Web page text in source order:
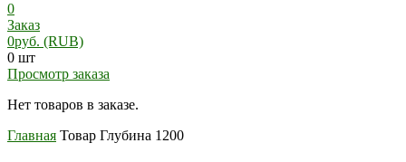
0
Заказ
0руб. (RUB)
0 шт
Просмотр заказа
Нет товаров в заказе.
Главная Товар Глубина 1200